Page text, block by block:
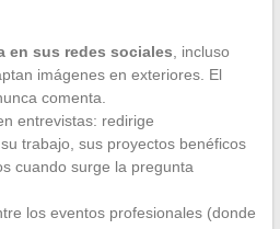
en sus redes sociales, incluso
imágenes en exteriores. El
comenta.
entrevistas: redirige
trabajo, sus proyectos benéficos
cuando surge la pregunta
los eventos profesionales (donde